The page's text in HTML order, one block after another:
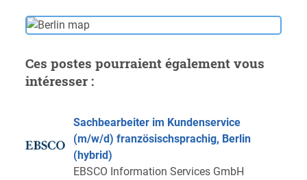
Ces postes pourraient également vous
intéresser :
Sachbearbeiter im Kundenservice
(m/w/d) französischsprachig, Berlin
(hybrid)
EBSCO Information Services GmbH